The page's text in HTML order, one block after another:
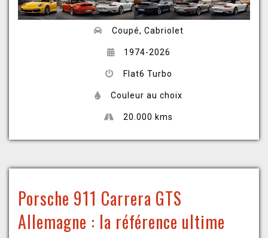
Coupé, Cabriolet
1974-2026
Flat6 Turbo
Couleur au choix
20.000 kms
Porsche 911 Carrera GTS
Allemagne : la référence ultime